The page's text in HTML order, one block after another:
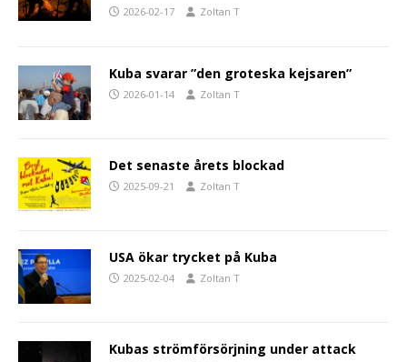
2026-02-17 Zoltan T
Kuba svarar ”den groteska kejsaren”
2026-01-14 Zoltan T
Det senaste årets blockad
2025-09-21 Zoltan T
USA ökar trycket på Kuba
2025-02-04 Zoltan T
Kubas strömförsörjning under attack